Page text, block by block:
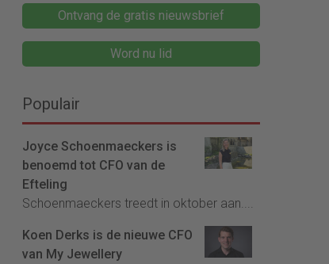
Ontvang de gratis nieuwsbrief
Word nu lid
Populair
Joyce Schoenmaeckers is
benoemd tot CFO van de
Efteling
Schoenmaeckers treedt in oktober aan....
Koen Derks is de nieuwe CFO
van My Jewellery